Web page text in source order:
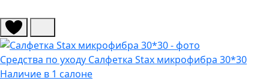
Средства по уходу Салфетка Stax микрофибра 30*30
Наличие в 1 салоне